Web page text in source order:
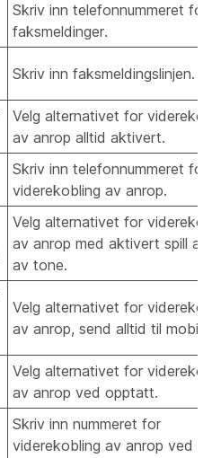
Skriv inn telefonnummeret for
faksmeldinger.
Skriv inn faksmeldingslinjen.
Velg alternativet for
av anrop alltid aktivert.
Skriv inn telefonnummeret for
viderekobling av anrop.
Velg alternativet for
av anrop med aktivert spill
av tone.
Velg alternativet for
av anrop, send alltid til
Velg alternativet for
av anrop ved opptatt.
Skriv inn nummeret for
viderekobling av anrop ved